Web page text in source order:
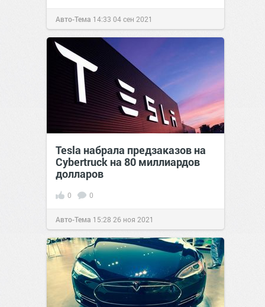
Авто-Тема 14:33 04 сен 2021
Tesla набрала предзаказов на
Cybertruck на 80 миллиардов
долларов
0 0
Авто-Тема 15:28 26 ноя 2021